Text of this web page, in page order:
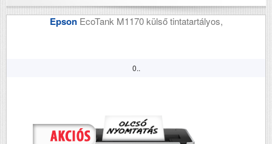
Méretek (ma x szé x mé
mm)
262,5 x 366 x 365.6
Epson EcoTank M1170 külső tintatartályos,
0..